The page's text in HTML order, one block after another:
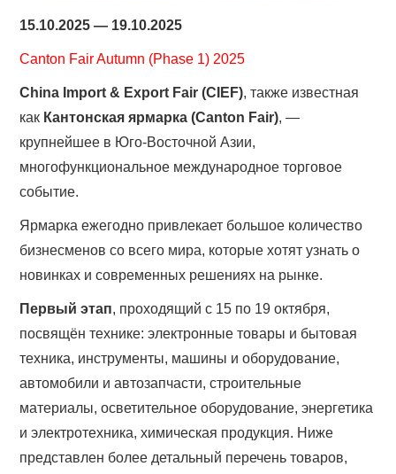
15.10.2025 — 19.10.2025
Canton Fair Autumn (Phase 1) 2025
China Import & Export Fair (CIEF), также известная
как Кантонская ярмарка (Canton Fair), —
крупнейшее в Юго-Восточной Азии,
многофункциональное международное торговое
событие.
Ярмарка ежегодно привлекает большое количество
бизнесменов со всего мира, которые хотят узнать о
новинках и современных решениях на рынке.
Первый этап, проходящий с 15 по 19 октября,
посвящён технике: электронные товары и бытовая
техника, инструменты, машины и оборудование,
автомобили и автозапчасти, строительные
материалы, осветительное оборудование, энергетика
и электротехника, химическая продукция. Ниже
представлен более детальный перечень товаров,